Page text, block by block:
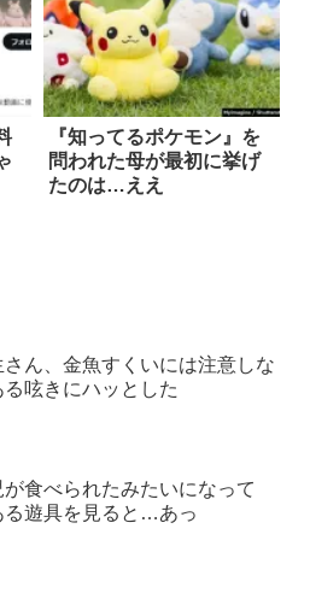
『知ってるポケモン』を
問われた母が最初に挙げ
たのは…ええ
さん、金魚すくいには注意しな
る呟きにハッとした
が食べられたみたいになって
る遊具を見ると…あっ